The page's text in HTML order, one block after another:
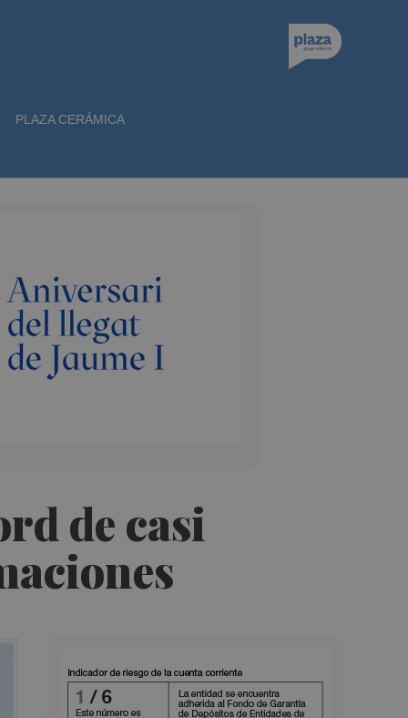
PLAZA CERÁMICA
de casi